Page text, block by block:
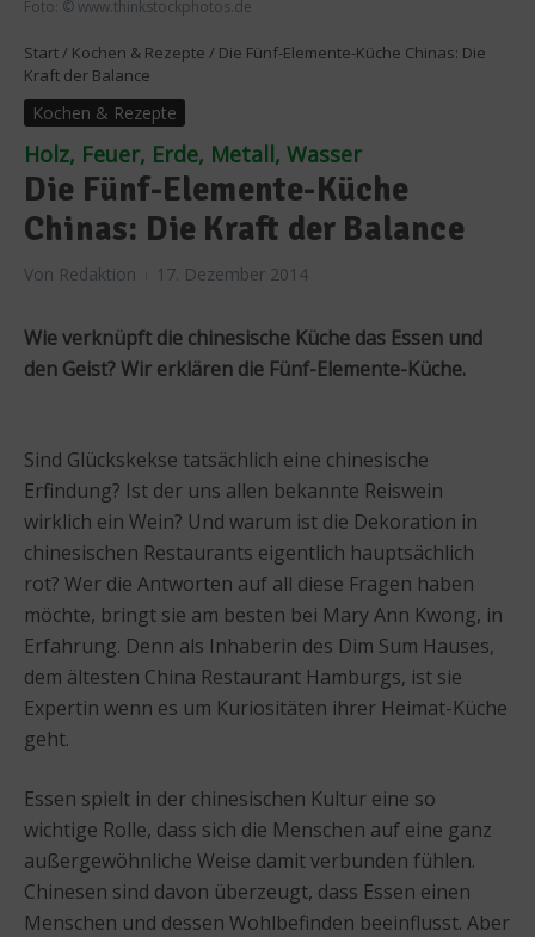
Foto: © www.thinkstockphotos.de
Start / Kochen & Rezepte / Die Fünf-Elemente-Küche Chinas: Die
Kraft der Balance
Kochen & Rezepte
Holz, Feuer, Erde, Metall, Wasser
Die Fünf-Elemente-Küche
Chinas: Die Kraft der Balance
Von Redaktion 17. Dezember 2014
Wie verknüpft die chinesische Küche das Essen und
den Geist? Wir erklären die Fünf-Elemente-Küche.
Sind Glückskekse tatsächlich eine chinesische
Erfindung? Ist der uns allen bekannte Reiswein
wirklich ein Wein? Und warum ist die Dekoration in
chinesischen Restaurants eigentlich hauptsächlich
rot? Wer die Antworten auf all diese Fragen haben
möchte, bringt sie am besten bei Mary Ann Kwong, in
Erfahrung. Denn als Inhaberin des Dim Sum Hauses,
dem ältesten China Restaurant Hamburgs, ist sie
Expertin wenn es um Kuriositäten ihrer Heimat-Küche
geht.
Essen spielt in der chinesischen Kultur eine so
wichtige Rolle, dass sich die Menschen auf eine ganz
außergewöhnliche Weise damit verbunden fühlen.
Chinesen sind davon überzeugt, dass Essen einen
Menschen und dessen Wohlbefinden beeinflusst. Aber